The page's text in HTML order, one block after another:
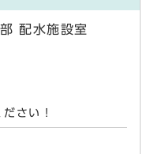
配水施設室
さい！